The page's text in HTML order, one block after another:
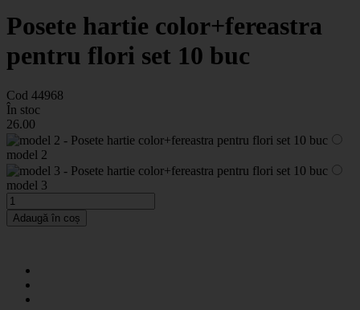
Posete hartie color+fereastra
pentru flori set 10 buc
Cod 44968
În stoc
26.00
model 2
model 3
Adaugă în coș